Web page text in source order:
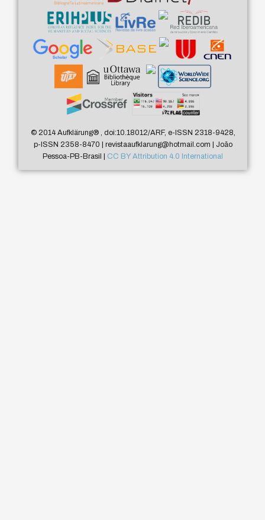
© 2014 Aufklärung®, doi:10.18012/ARF, e-ISSN 2318-9428,
p-ISSN 2358-8470 | revistaaufklarung@hotmail.com | João
Pessoa-PB-Brasil | CC BY Attribution 4.0 International